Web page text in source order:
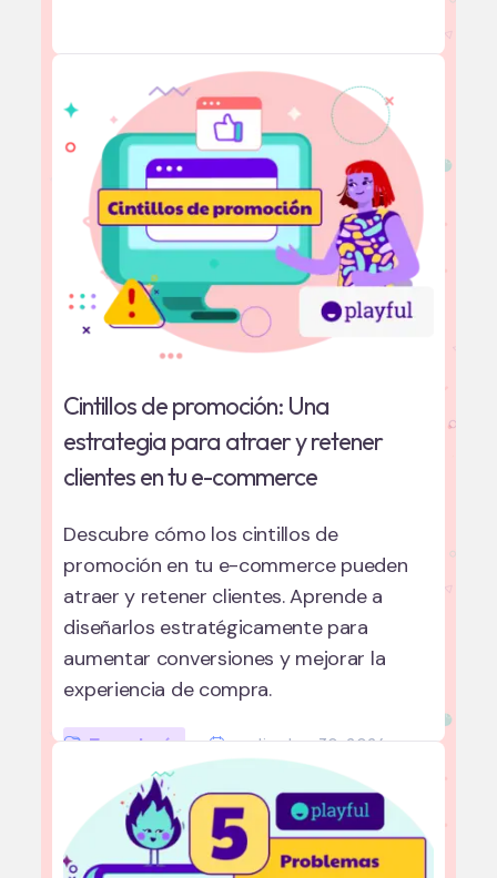
Cintillos de promoción: Una
estrategia para atraer y retener
clientes en tu e-commerce
Descubre cómo los cintillos de
promoción en tu e-commerce pueden
atraer y retener clientes. Aprende a
diseñarlos estratégicamente para
aumentar conversiones y mejorar la
experiencia de compra.
Tecnología septiembre 30, 2024